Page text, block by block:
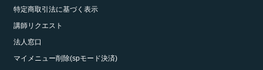
特定商取引法に基づく表示
講師リクエスト
法人窓口
マイメニュー削除(spモード決済)